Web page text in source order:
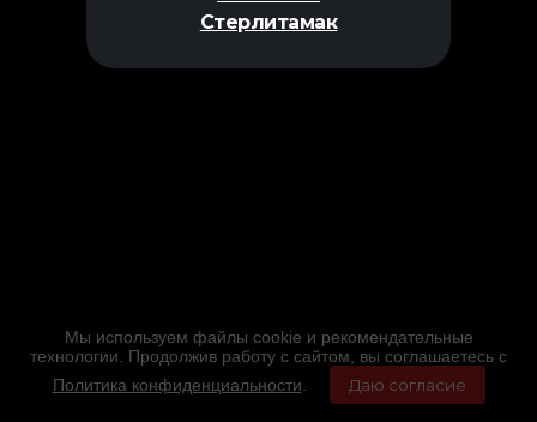
Стерлитамак
Мы используем файлы cookie и рекомендательные
технологии. Продолжив работу с сайтом, вы соглашаетесь с
Политика конфиденциальности
Даю согласие